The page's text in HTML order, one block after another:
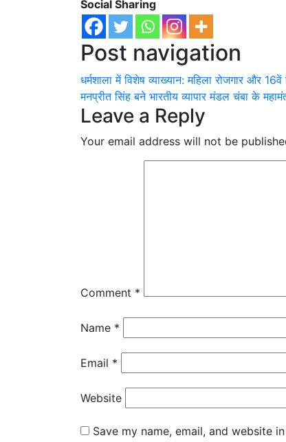
Social Sharing
Post navigation
धर्मशाला में विशेष व्याख्यान: महिला रोजगार और
मनप्रीत सिंह बने भारतीय व्यापार मंडल चंबा के
Leave a Reply
Your email address will not be
Comment *
Name *
Email *
Website
Save my name, email, and website